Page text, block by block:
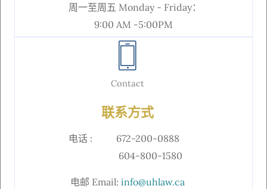
周一至周五 Monday - Friday：
9:00 AM -5:00PM
Contact
联系方式
电话 : 672-200-0888
604-800-1580
电邮 Email: info@uhlaw.ca